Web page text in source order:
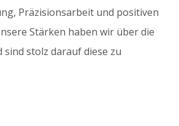
Präzisionsarbeit und positiven
Stärken haben wir über die
sind stolz darauf diese zu